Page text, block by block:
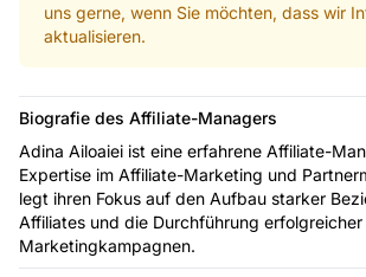
uns gerne, wenn Sie möchten, dass wir
aktualisieren.
Biografie des Affiliate-Managers
Adina Ailoaiei ist eine erfahrene Affiliate-
Expertise im Affiliate-Marketing und
legt ihren Fokus auf den Aufbau starker
Affiliates und die Durchführung erfolgreicher
Marketingkampagnen.